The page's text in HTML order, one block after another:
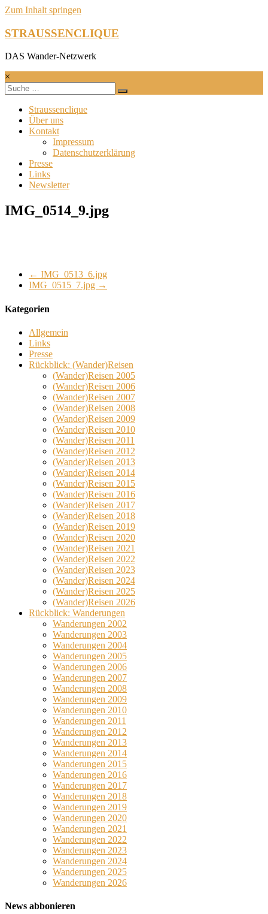
Zum Inhalt springen
STRAUSSENCLIQUE
DAS Wander-Netzwerk
×
Straussenclique
Über uns
Kontakt
Impressum
Datenschutzerklärung
Presse
Links
Newsletter
IMG_0514_9.jpg
← IMG_0513_6.jpg
IMG_0515_7.jpg →
Kategorien
Allgemein
Links
Presse
Rückblick: (Wander)Reisen
(Wander)Reisen 2005
(Wander)Reisen 2006
(Wander)Reisen 2007
(Wander)Reisen 2008
(Wander)Reisen 2009
(Wander)Reisen 2010
(Wander)Reisen 2011
(Wander)Reisen 2012
(Wander)Reisen 2013
(Wander)Reisen 2014
(Wander)Reisen 2015
(Wander)Reisen 2016
(Wander)Reisen 2017
(Wander)Reisen 2018
(Wander)Reisen 2019
(Wander)Reisen 2020
(Wander)Reisen 2021
(Wander)Reisen 2022
(Wander)Reisen 2023
(Wander)Reisen 2024
(Wander)Reisen 2025
(Wander)Reisen 2026
Rückblick: Wanderungen
Wanderungen 2002
Wanderungen 2003
Wanderungen 2004
Wanderungen 2005
Wanderungen 2006
Wanderungen 2007
Wanderungen 2008
Wanderungen 2009
Wanderungen 2010
Wanderungen 2011
Wanderungen 2012
Wanderungen 2013
Wanderungen 2014
Wanderungen 2015
Wanderungen 2016
Wanderungen 2017
Wanderungen 2018
Wanderungen 2019
Wanderungen 2020
Wanderungen 2021
Wanderungen 2022
Wanderungen 2023
Wanderungen 2024
Wanderungen 2025
Wanderungen 2026
News abbonieren